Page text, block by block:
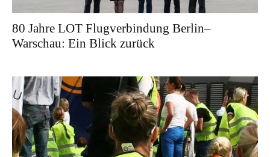
80 Jahre LOT Flugverbindung Berlin–
Warschau: Ein Blick zurück